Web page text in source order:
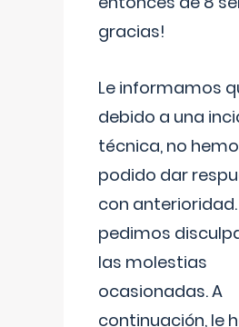
gracias!
Le informamos
debido a una
técnica, no
podido dar
con anterioridad.
pedimos
las molestias
ocasionadas. A
continuación, le